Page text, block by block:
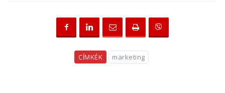
CÍMKÉK marketing